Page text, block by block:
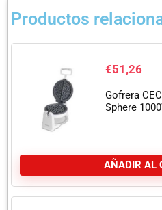
Productos
€51,26
Gofrera
Sphere
AÑADIR AL